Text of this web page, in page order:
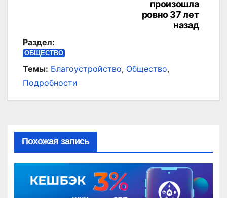
произошла
ровно 37 лет
назад
Раздел:
ОБЩЕСТВО
Темы: Благоустройство, Общество,
Подробности
Похожая запись